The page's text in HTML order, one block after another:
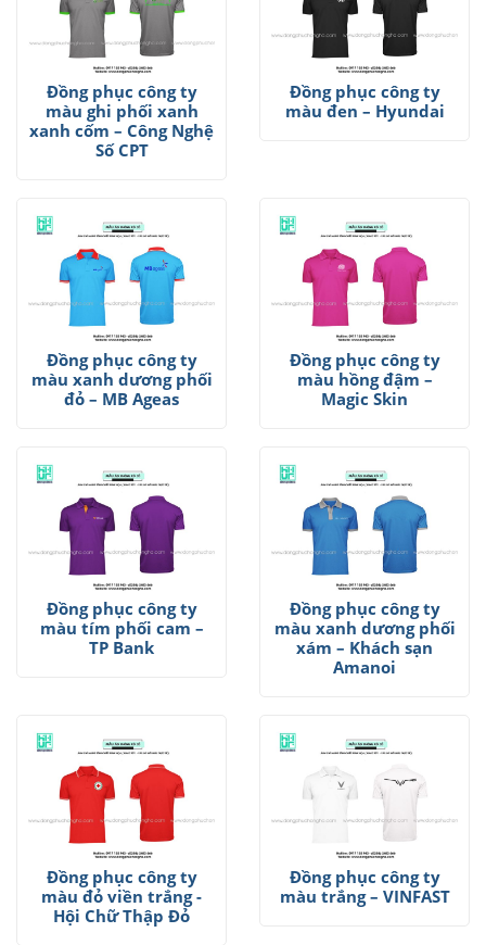
Đồng phục công ty
màu ghi phối xanh
xanh cốm – Công Nghệ
Số CPT
Đồng phục công ty
màu đen – Hyundai
Đồng phục công ty
màu xanh dương phối
đỏ – MB Ageas
Đồng phục công ty
màu hồng đậm –
Magic Skin
Đồng phục công ty
màu tím phối cam –
TP Bank
Đồng phục công ty
màu xanh dương phối
xám – Khách sạn
Amanoi
Đồng phục công ty
màu đỏ viền trắng -
Hội Chữ Thập Đỏ
Đồng phục công ty
màu trắng – VINFAST